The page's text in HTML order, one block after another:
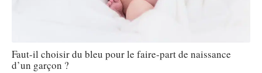
Faut-il choisir du bleu pour le faire-part de naissance
d’un garçon ?